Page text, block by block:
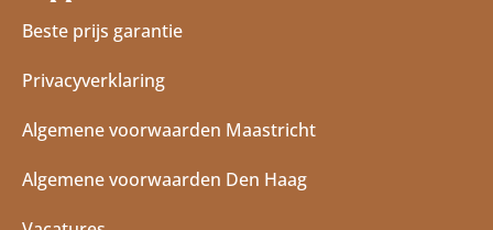
Beste prijs garantie
Privacyverklaring
Algemene voorwaarden Maastricht
Algemene voorwaarden Den Haag